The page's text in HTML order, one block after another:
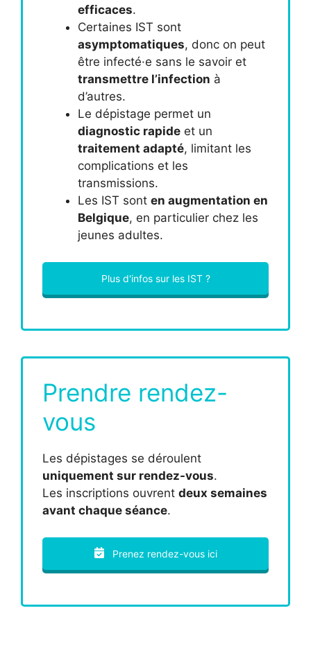
efficaces.
Certaines IST sont
asymptomatiques, donc on peut
être infecté·e sans le savoir et
transmettre l’infection à
d’autres.
Le dépistage permet un
diagnostic rapide et un
traitement adapté, limitant les
complications et les
transmissions.
Les IST sont en augmentation en
Belgique, en particulier chez les
jeunes adultes.
Plus d'infos sur les IST ?
Prendre rendez-
vous
Les dépistages se déroulent
uniquement sur rendez-vous.
Les inscriptions ouvrent deux semaines
avant chaque séance.
Prenez rendez-vous ici